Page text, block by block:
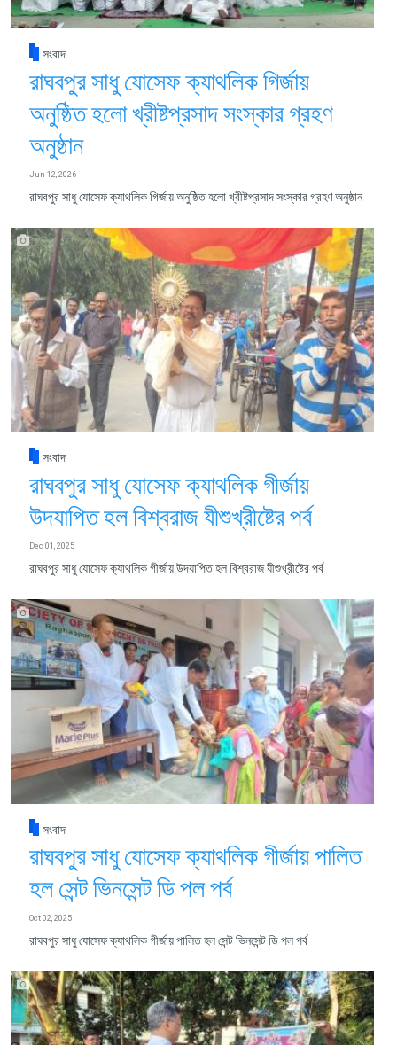
সংবাদ
রাঘবপুর সাধু যোসেফ ক্যাথলিক গির্জায়
অনুষ্ঠিত হলো খ্রীষ্টপ্রসাদ সংস্কার গ্রহণ
অনুষ্ঠান
Jun 12, 2026
রাঘবপুর সাধু যোসেফ ক্যাথলিক গির্জায় অনুষ্ঠিত হলো খ্রীষ্টপ্রসাদ সংস্কার গ্রহণ অনুষ্ঠান
সংবাদ
রাঘবপুর সাধু যোসেফ ক্যাথলিক গীর্জায়
উদযাপিত হল বিশ্বরাজ যীশুখ্রীষ্টের পর্ব
Dec 01, 2025
রাঘবপুর সাধু যোসেফ ক্যাথলিক গীর্জায় উদযাপিত হল বিশ্বরাজ যীশুখ্রীষ্টের পর্ব
সংবাদ
রাঘবপুর সাধু যোসেফ ক্যাথলিক গীর্জায় পালিত
হল সেন্ট ভিনসেন্ট ডি পল পর্ব
Oct 02, 2025
রাঘবপুর সাধু যোসেফ ক্যাথলিক গীর্জায় পালিত হল সেন্ট ভিনসেন্ট ডি পল পর্ব